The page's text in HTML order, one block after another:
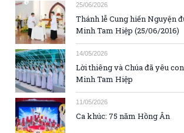
25/06/2026
Thánh lễ Cung hiến Nguyện
Minh Tam Hiệp (25/06/2016)
14/05/2026
Lời thiêng và Chúa đã yêu
Minh Tam Hiệp
11/05/2026
Ca khúc: 75 năm Hồng Ân